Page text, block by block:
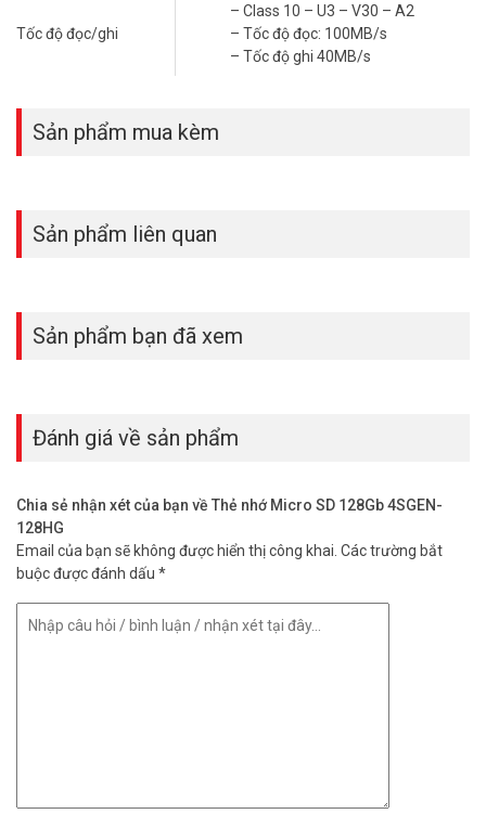
Dung Lượng Khủng 128GB: Không Lo Hết Chỗ
sát, điện thoại, hoặc drone. Không gian rộng rãi đáp ứng mọi nhu
cầu cá nhân, doanh nghiệp. Thoải mái lưu trữ mà không cần xóa
Độ Bền Đỉnh Cao, An Tâm Dài Lâu
Thẻ 128Gb 4SGEN-128HG chịu nước, chống sốc, hoạt động tốt
vượt trội. Sản phẩm chính hãng, nguồn gốc rõ ràng, đáng tin cậy.
Thẻ Nhớ 128Gb 4SGEN-128HG Phù Hợp Với
Thẻ nhớ 128Gb này là lựa chọn hoàn hảo cho camera wifi, IP, hoặc
máy ảnh chuyên nghiệp. Tốc độ ghi 40MB/s giúp lưu video mượt
mà, không bỏ lỡ khoảnh khắc. Thẻ cũng hỗ trợ điện thoại, máy chơi
game như Nintendo Switch.
Thông số kỹ thuật thẻ nhớ Micro SD
– Xuất xứ thương hiệu: Mỹ
Tốc độ đọc/ghi
– Class 10 – U3 – V30 – A2
– Tốc độ đọc: 100MB/s
– Tốc độ ghi 40MB/s
Sản phẩm mua kèm
Sản phẩm liên quan
Sản phẩm bạn đã xem
Đánh giá về sản phẩm
Chia sẻ nhận xét của bạn về Thẻ nhớ Micro SD 128Gb 4SGEN-
128HG
Email của bạn sẽ không được hiển thị công khai. Các trường bắt
buộc được đánh dấu *